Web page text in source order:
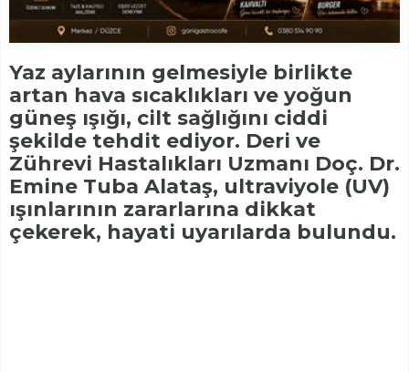
Yaz aylarının gelmesiyle birlikte
artan hava sıcaklıkları ve yoğun
güneş ışığı, cilt sağlığını ciddi
şekilde tehdit ediyor. Deri ve
Zührevi Hastalıkları Uzmanı Doç. Dr.
Emine Tuba Alataş, ultraviyole (UV)
ışınlarının zararlarına dikkat
çekerek, hayati uyarılarda bulundu.